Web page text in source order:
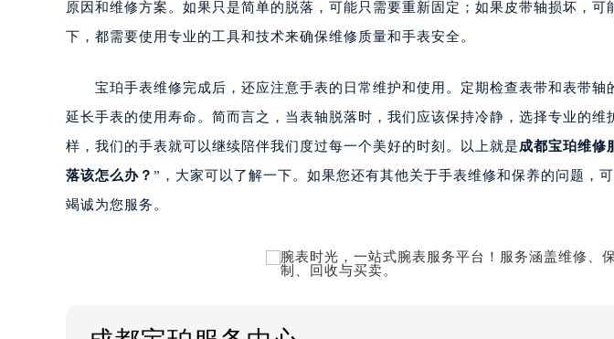
原因和维修方案。如果只是简单的脱落，可能只需要重新固定；如果皮带轴损坏，
下，都需要使用专业的工具和技术来确保维修质量和手表安全。
宝珀手表维修完成后，还应注意手表的日常维护和使用。定期检查表带和表带轴
延长手表的使用寿命。简而言之，当表轴脱落时，我们应该保持冷静，选择专业的维
样，我们的手表就可以继续陪伴我们度过每一个美好的时刻。以上就是成都宝珀维修
落该怎么办？ ”，大家可以了解一下。如果您还有其他关于手表维修和保养的问题，
竭诚为您服务。